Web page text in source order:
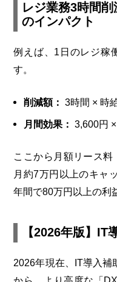
レジ業務3時間削
のインパクト
例えば、1日のレジ稼
す。
削減額： 3時間 × 時
月間効果： 3,600円
ここから月額リース
月約7万円以上のキャ
年間で80万円以上の利
【2026年版】IT
2026年現在、IT導入補